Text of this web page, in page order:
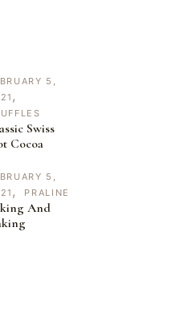
5,
Swiss
Cocoa
5,
PRALINE
And